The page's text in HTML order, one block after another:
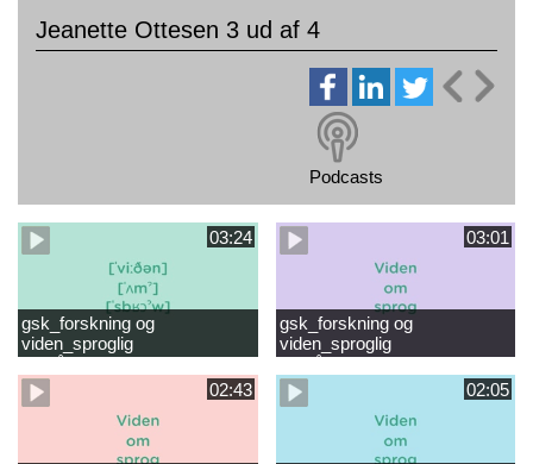
Jeanette Ottesen 3 ud af 4
Podcasts
03:24
gsk_forskning og
viden_sproglig
læsevanskeligheder.mp4
03:01
gsk_forskning og
viden_sproglig
første læsning 6-8 år.mp4
02:43 02:05